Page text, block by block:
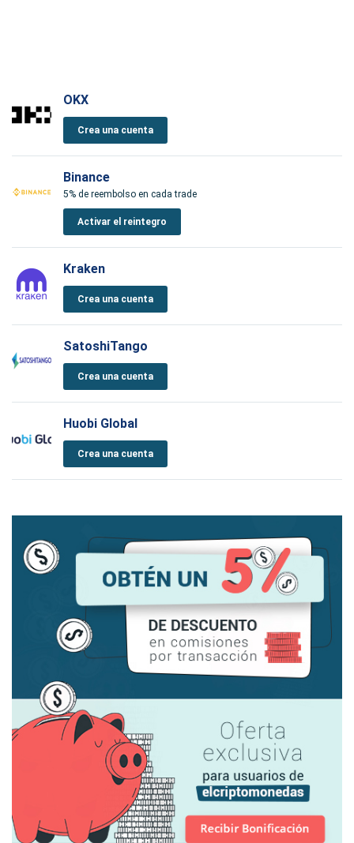
OKX
Crea una cuenta
Binance
5% de reembolso en cada trade
Activar el reintegro
Kraken
Crea una cuenta
SatoshiTango
Crea una cuenta
Huobi Global
Crea una cuenta